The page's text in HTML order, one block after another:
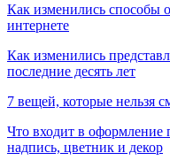
Как изменились способы
интернете
Как изменились
последние десять лет
7 вещей, которые нельзя
Что входит в оформление
надпись, цветник и декор